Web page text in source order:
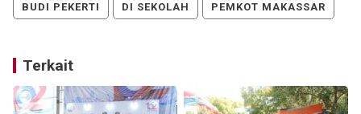
BUDI PEKERTI DI SEKOLAH PEMKOT MAKASSAR
Terkait